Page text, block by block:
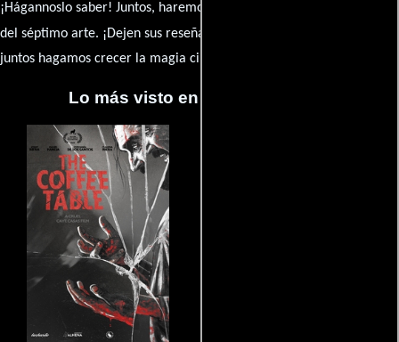
¡Hágannoslo saber! Juntos, haremos de esta comunidad el epicentro
del séptimo arte. ¡Dejen sus reseña en la
juntos hagamos crecer la magia cinematográfica!
Lo más visto en Cineyseries.net